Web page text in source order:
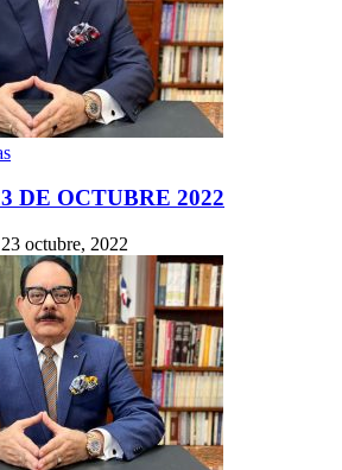
DE OCTUBRE 2022
23 octubre, 2022